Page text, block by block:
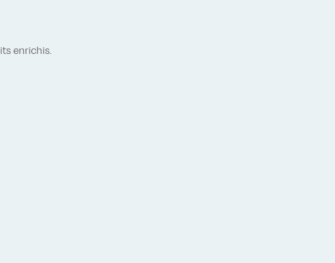
enrichis.